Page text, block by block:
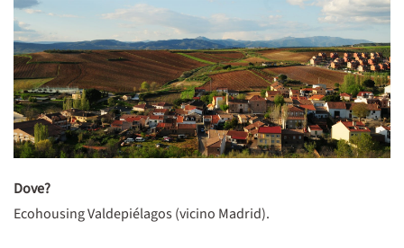
Dove?
Ecohousing Valdepiélagos (vicino Madrid).